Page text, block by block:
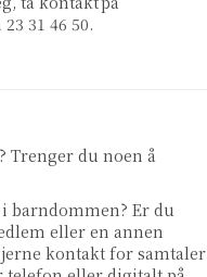
31 46 50.
Trenger du noen å
barndommen? Er du
eller en annen
kontakt for samtaler